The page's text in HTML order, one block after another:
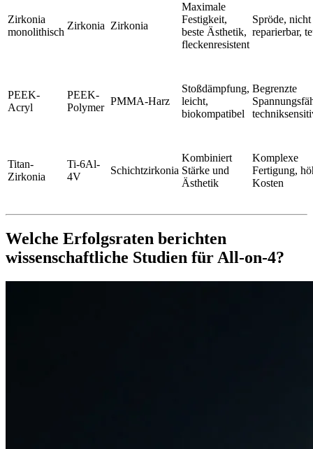
Zirkonia
monolithisch
Zirkonia Zirkonia
Maximale
Festigkeit,
beste Ästhetik,
fleckenresistent
Spröde, nicht
reparierbar,
PEEK-
Acryl
PEEK-
Polymer
PMMA-Harz
Stoßdämpfung,
leicht,
biokompatibel
Begrenzte
Titan-
Zirkonia
Ti-6Al-
4V
Schichtzirkonia
Kombiniert
Stärke und
Ästhetik
Komplexe
Fertigung,
Kosten
Welche Erfolgsraten berichten
wissenschaftliche Studien für All-on-4?